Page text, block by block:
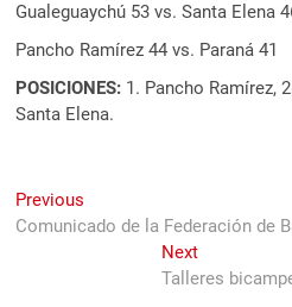
Gualeguaychú 53 vs. Santa Elena
Pancho Ramírez 44 vs. Paraná 41
POSICIONES: 1. Pancho Ramírez,
Santa Elena.
Navegación
de
Previous
post:
Comunicado de la Federación de
NextNext
post:
Talleres